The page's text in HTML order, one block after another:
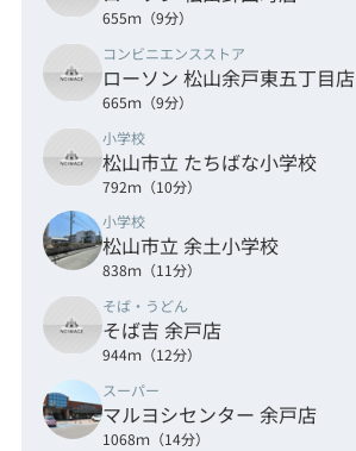
655ｍ（9分）
コンビニエンスストア
ローソン 松山余戸東五丁目店
665ｍ（9分）
小学校
松山市立 たちばな小学校
792ｍ（10分）
小学校
松山市立 余土小学校
838ｍ（11分）
そば・うどん
そば吉 余戸店
944ｍ（12分）
スーパー
マルヨシセンター 余戸店
1068ｍ（14分）